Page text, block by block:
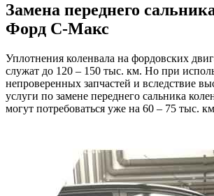
Замена переднего
Форд С-Макс
Уплотнения коленвала на фордовских
служат до 120 – 150 тыс. км. Но при
непроверенных запчастей и вследствие
услуги по замене переднего сальника
могут потребоваться уже на 60 – 75 тыс.